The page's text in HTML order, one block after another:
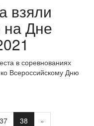
взяли
на Дне
в соревнованиях
Всероссийскому Дню
37 38
»